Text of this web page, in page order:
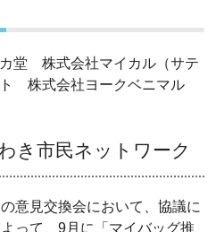
堂 株式会社マイカル（サテ
株式会社ヨークベニマル
き市民ネットワーク
意見交換会において、協議に
って、9月に「マイバッグ推